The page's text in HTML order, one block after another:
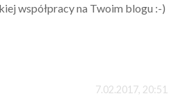
współpracy na Twoim blogu :-)
7.02.2017, 20:51